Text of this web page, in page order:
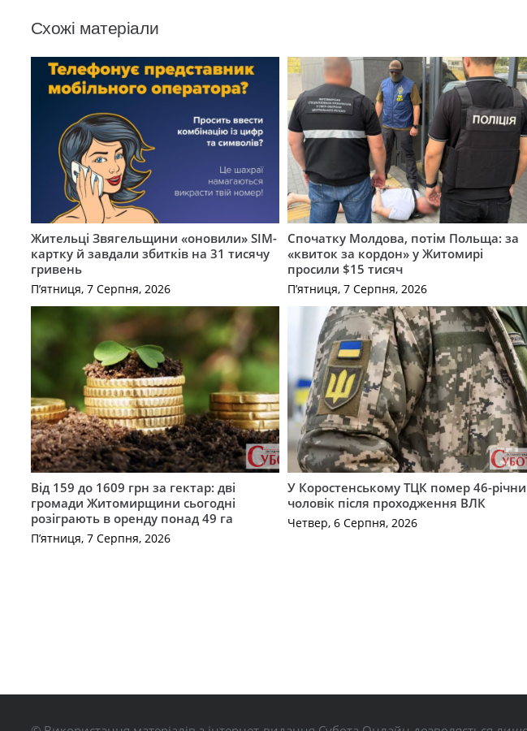
Схожі матеріали
Жительці Звягельщини «оновили» SIM-
картку й завдали збитків на 31 тисячу
гривень
П’ятниця, 7 Серпня, 2026
Спочатку Молдова, потім Польща: за
«квиток за кордон» у Житомирі
просили $15 тисяч
П’ятниця, 7 Серпня, 2026
Від 159 до 1609 грн за гектар: дві
громади Житомирщини сьогодні
розіграють в оренду понад 49 га
П’ятниця, 7 Серпня, 2026
У Коростенському ТЦК помер 46-
чоловік після проходження ВЛК
Четвер, 6 Серпня, 2026